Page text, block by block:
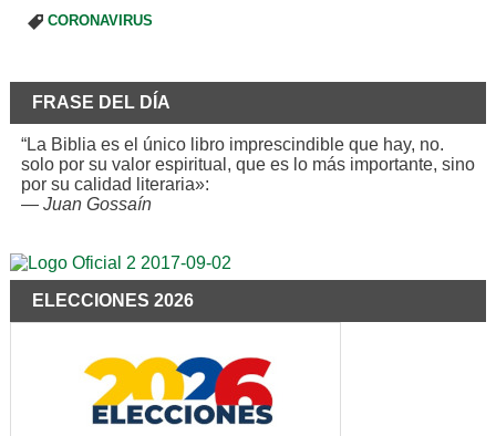
CORONAVIRUS
FRASE DEL DÍA
“La Biblia es el único libro imprescindible que hay, no.
solo por su valor espiritual, que es lo más importante, sino
por su calidad literaria»:
— Juan Gossaín
ELECCIONES 2026